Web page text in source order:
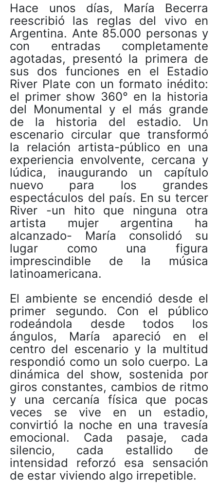
Hace unos días, María Becerra
reescribió las reglas del vivo en
Argentina. Ante 85.000 personas y
con entradas completamente
agotadas, presentó la primera de
sus dos funciones en el Estadio
River Plate con un formato inédito:
el primer show 360° en la historia
del Monumental y el más grande
de la historia del estadio. Un
escenario circular que transformó
la relación artista-público en una
experiencia envolvente, cercana y
lúdica, inaugurando un capítulo
nuevo para los grandes
espectáculos del país. En su tercer
River -un hito que ninguna otra
artista mujer argentina ha
alcanzado- María consolidó su
lugar como una figura
imprescindible de la música
latinoamericana.
El ambiente se encendió desde el
primer segundo. Con el público
rodeándola desde todos los
ángulos, María apareció en el
centro del escenario y la multitud
respondió como un solo cuerpo. La
dinámica del show, sostenida por
giros constantes, cambios de ritmo
y una cercanía física que pocas
veces se vive en un estadio,
convirtió la noche en una travesía
emocional. Cada pasaje, cada
silencio, cada estallido de
intensidad reforzó esa sensación
de estar viviendo algo irrepetible.